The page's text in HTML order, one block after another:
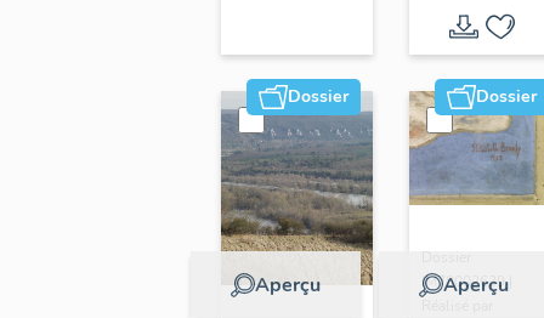
Dossier
Aperçu
Dossier
Aperçu
Dossier
IM78002639 |